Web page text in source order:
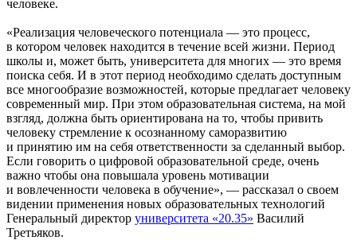
человеке.
«Реализация человеческого потенциала — это процесс,
в котором человек находится в течение всей жизни. Период
школы и, может быть, университета для многих — это время
поиска себя. И в этот период необходимо сделать доступным
все многообразие возможностей, которые предлагает человеку
современный мир. При этом образовательная система, на мой
взгляд, должна быть ориентирована на то, чтобы привить
человеку стремление к осознанному саморазвитию
и принятию им на себя ответственности за сделанный выбор.
Если говорить о цифровой образовательной среде, очень
важно чтобы она повышала уровень мотивации
и вовлеченности человека в обучение», — рассказал о своем
видении применения новых образовательных технологий
Генеральный директор университета «20.35» Василий
Третьяков.